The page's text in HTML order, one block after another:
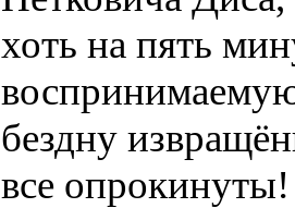
хоть на пять
бездну
все опрокинуты!